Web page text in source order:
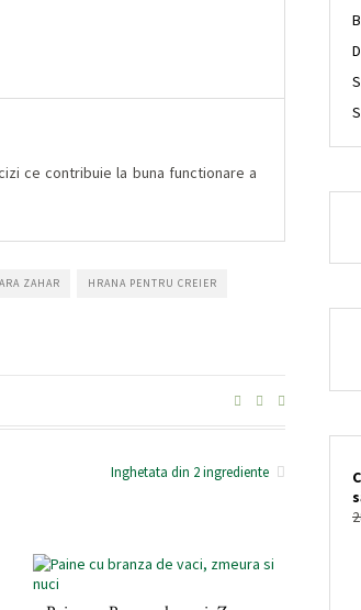
ce contribuie la buna functionare a
ZAHAR HRANA PENTRU CREIER
Inghetata din 2 ingrediente